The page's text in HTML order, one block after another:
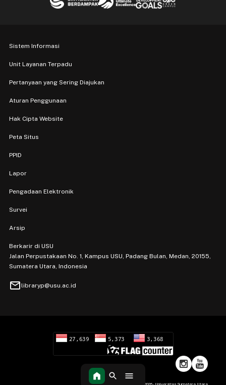
Sistem Informasi
Unit Layanan Terpadu
Pertanyaan yang Sering Diajukan
Aturan Penggunaan
Hak Cipta Website
Peta Situs
PPID
Lapor
Pengadaan Elektronik
Survei
Arsip
Berkarir di USU
Jalan Perpustakaan No. 1, Kampus USU, Padang Bulan, Medan, 20155,
Sumatera Utara, Indonesia
maillibraryp@usu.ac.id
Hak Cipta 2026 - Universitas Sumatera Utara